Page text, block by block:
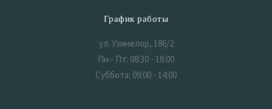
График работы
ул. Узинелор, 186/2
Пн - Пт: 08:30 - 18:00
Суббота: 09:00 - 14:00